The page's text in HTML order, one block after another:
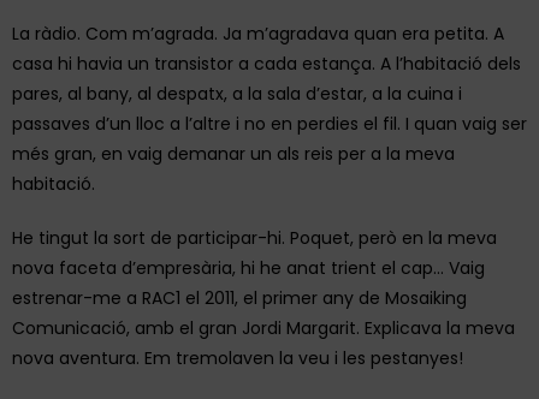
La ràdio. Com m’agrada. Ja m’agradava quan era petita. A
casa hi havia un transistor a cada estança. A l’habitació dels
pares, al bany, al despatx, a la sala d’estar, a la cuina i
passaves d’un lloc a l’altre i no en perdies el fil. I quan vaig ser
més gran, en vaig demanar un als reis per a la meva
habitació.
He tingut la sort de participar-hi. Poquet, però en la meva
nova faceta d’empresària, hi he anat trient el cap… Vaig
estrenar-me a RAC1 el 2011, el primer any de Mosaiking
Comunicació, amb el gran Jordi Margarit. Explicava la meva
nova aventura. Em tremolaven la veu i les pestanyes!